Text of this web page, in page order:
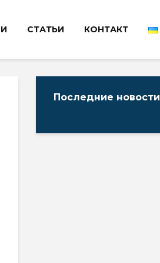
СТАТЬИ КОНТАКТ
Последние новости